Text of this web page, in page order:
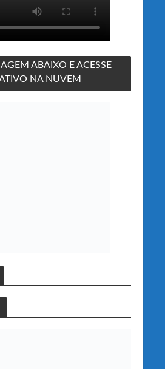
ABAIXO E ACESSE
NA NUVEM